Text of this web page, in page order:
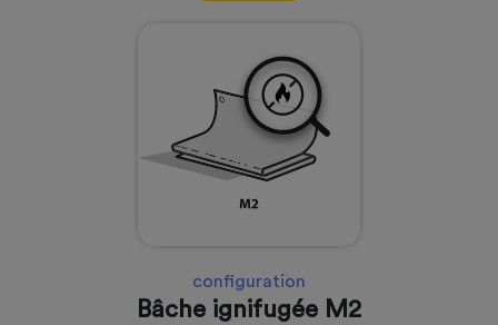
configuration
Bâche ignifugée M2